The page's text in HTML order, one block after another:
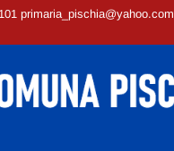
primaria_pischia@yahoo.com